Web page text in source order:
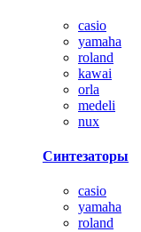
casio
yamaha
roland
kawai
orla
medeli
nux
Синтезаторы
casio
yamaha
roland